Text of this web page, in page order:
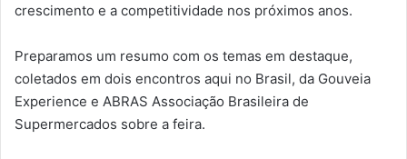
crescimento e a competitividade nos próximos anos.
Preparamos um resumo com os temas em destaque,
coletados em dois encontros aqui no Brasil, da Gouveia
Experience e ABRAS Associação Brasileira de
Supermercados sobre a feira.